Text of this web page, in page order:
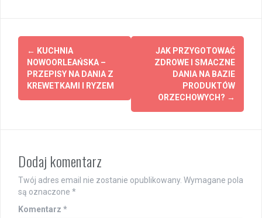
Post
navigation
← KUCHNIA
NOWOORLEAŃSKA –
PRZEPISY NA DANIA Z
KREWETKAMI I RYZEM
JAK PRZYGOTOWAĆ
ZDROWE I SMACZNE
DANIA NA BAZIE
PRODUKTÓW
ORZECHOWYCH? →
Dodaj komentarz
Twój adres email nie zostanie opublikowany. Wymagane pola
są oznaczone *
Komentarz *